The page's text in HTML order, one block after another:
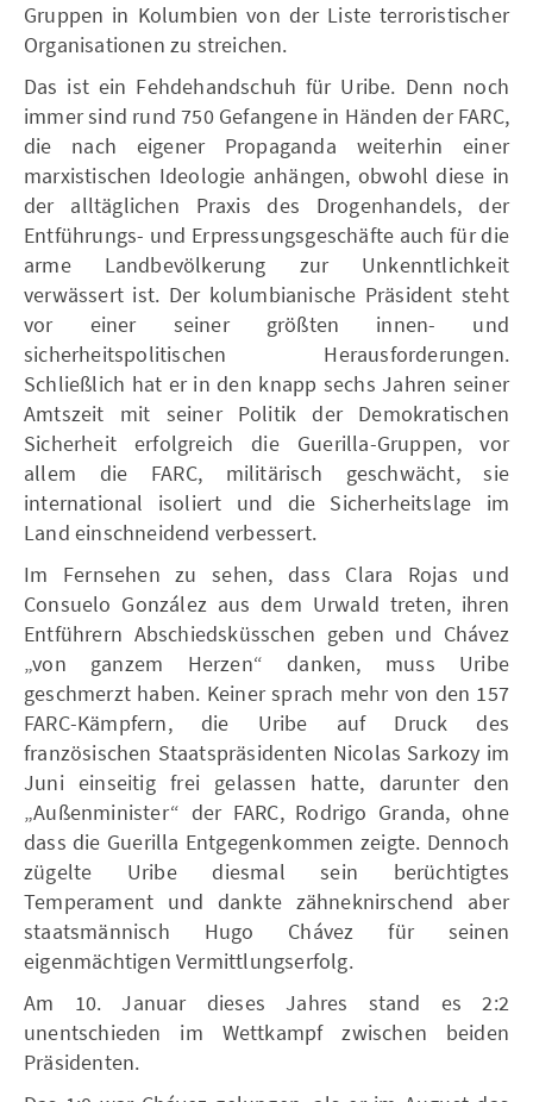
Gruppen in Kolumbien von der Liste terroristischer
Organisationen zu streichen.
Das ist ein Fehdehandschuh für Uribe. Denn noch
immer sind rund 750 Gefangene in Händen der FARC,
die nach eigener Propaganda weiterhin einer
marxistischen Ideologie anhängen, obwohl diese in
der alltäglichen Praxis des Drogenhandels, der
Entführungs- und Erpressungsgeschäfte auch für die
arme Landbevölkerung zur Unkenntlichkeit
verwässert ist. Der kolumbianische Präsident steht
vor einer seiner größten innen- und
sicherheitspolitischen Herausforderungen.
Schließlich hat er in den knapp sechs Jahren seiner
Amtszeit mit seiner Politik der Demokratischen
Sicherheit erfolgreich die Guerilla-Gruppen, vor
allem die FARC, militärisch geschwächt, sie
international isoliert und die Sicherheitslage im
Land einschneidend verbessert.
Im Fernsehen zu sehen, dass Clara Rojas und
Consuelo González aus dem Urwald treten, ihren
Entführern Abschiedsküsschen geben und Chávez
„von ganzem Herzen“ danken, muss Uribe
geschmerzt haben. Keiner sprach mehr von den 157
FARC-Kämpfern, die Uribe auf Druck des
französischen Staatspräsidenten Nicolas Sarkozy im
Juni einseitig frei gelassen hatte, darunter den
„Außenminister“ der FARC, Rodrigo Granda, ohne
dass die Guerilla Entgegenkommen zeigte. Dennoch
zügelte Uribe diesmal sein berüchtigtes
Temperament und dankte zähneknirschend aber
staatsmännisch Hugo Chávez für seinen
eigenmächtigen Vermittlungserfolg.
Am 10. Januar dieses Jahres stand es 2:2
unentschieden im Wettkampf zwischen beiden
Präsidenten.